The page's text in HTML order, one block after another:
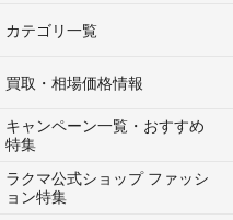
カテゴリ一覧
買取・相場価格情報
キャンペーン一覧・おすすめ
特集
ラクマ公式ショップ ファッシ
ョン特集